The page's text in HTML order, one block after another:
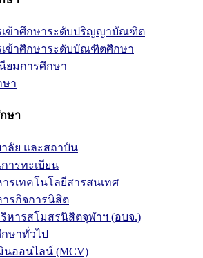
เข้าศึกษาระดับปริญญาบัณฑิต
เข้าศึกษาระดับบัณฑิตศึกษา
ยมการศึกษา
ษา
ษา
ลัย และสถาบัน
ารทะเบียน
รเทคโนโลยีสารสนเทศ
รกิจการนิสิต
หารสโมสรนิสิตจุฬาฯ (อบจ.)
ษาทั่วไป
นออนไลน์ (MCV)